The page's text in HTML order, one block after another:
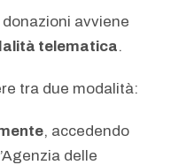
avviene
telematica.
tra due modalità:
, accedendo
delle